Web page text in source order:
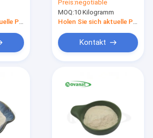
glutenfrei/milchfrei
animalis
subsp.animalis BA77
Preis:negotiable
MOQ:10 Kilogramm
Kontakt